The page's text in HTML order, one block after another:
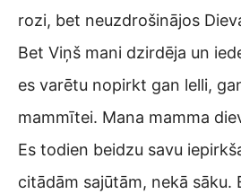
rozi, bet neuzdrošinājos
Bet Viņš mani dzirdēja un
es varētu nopirkt gan lelli,
mammītei. Mana mamma
Es todien beidzu savu
citādām sajūtām, nekā sāku.